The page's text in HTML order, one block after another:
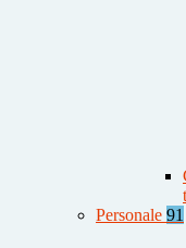
Personale 91